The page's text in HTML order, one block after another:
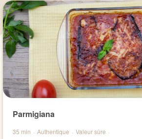
Parmigiana
35 min · Authentique · Valeur sûre ·